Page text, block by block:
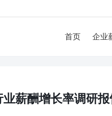
首页 企业
业薪酬增长率调研报